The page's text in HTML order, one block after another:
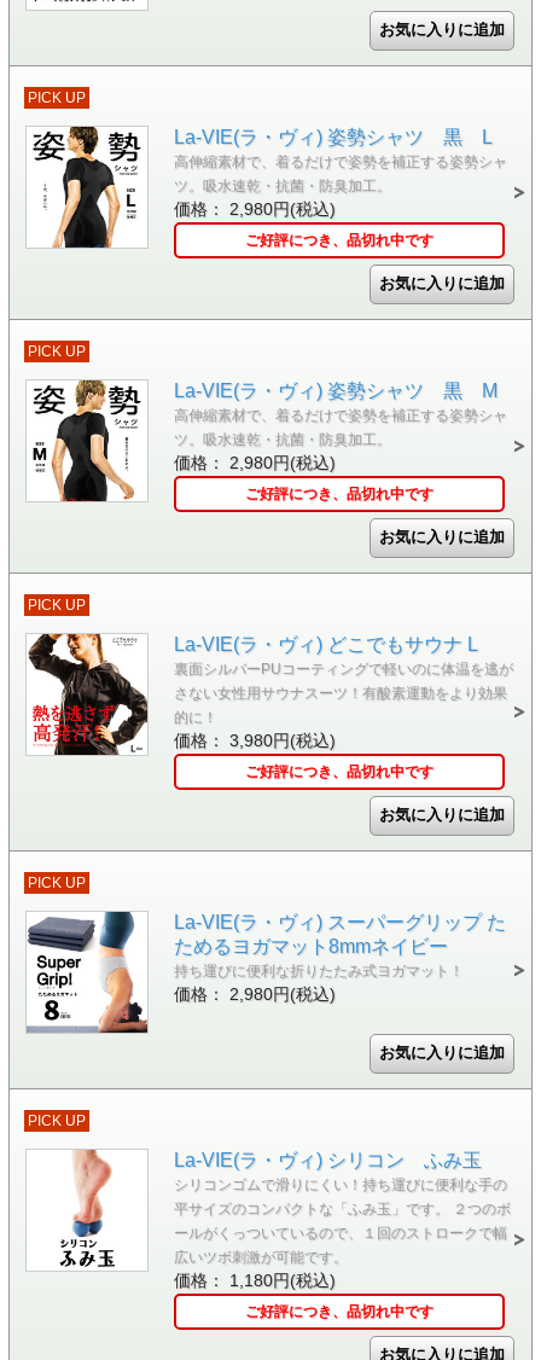
PICK UP
La-VIE(ラ・ヴィ) 姿勢シャツ 黒 L
高伸縮素材で、着るだけで姿勢を補正する姿勢シャ
ツ。吸水速乾・抗菌・防臭加工。
価格： 2,980円(税込)
ご好評につき、品切れ中です
PICK UP
La-VIE(ラ・ヴィ) 姿勢シャツ 黒 M
高伸縮素材で、着るだけで姿勢を補正する姿勢シャ
ツ。吸水速乾・抗菌・防臭加工。
価格： 2,980円(税込)
ご好評につき、品切れ中です
PICK UP
La-VIE(ラ・ヴィ) どこでもサウナ L
裏面シルバーPUコーティングで軽いのに体温を逃が
さない女性用サウナスーツ！有酸素運動をより効果
的に！
価格： 3,980円(税込)
ご好評につき、品切れ中です
PICK UP
La-VIE(ラ・ヴィ) スーパーグリップ た
ためるヨガマット8mmネイビー
持ち運びに便利な折りたたみ式ヨガマット！
価格： 2,980円(税込)
PICK UP
La-VIE(ラ・ヴィ) シリコン ふみ玉
シリコンゴムで滑りにくい！持ち運びに便利な手の
平サイズのコンパクトな「ふみ玉」です。 ２つのボ
ールがくっついているので、１回のストロークで幅
広いツボ刺激が可能です。
価格： 1,180円(税込)
ご好評につき、品切れ中です